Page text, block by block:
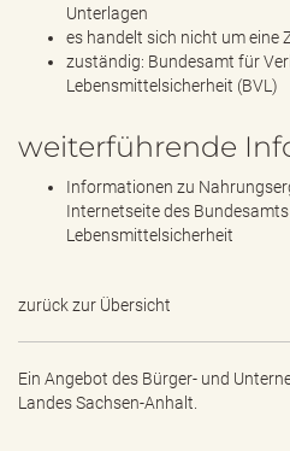
Unterlagen
es handelt sich nicht um eine
zuständig: Bundesamt für
Lebensmittelsicherheit (BVL)
weiterführende
Informationen zu
Internetseite des
Lebensmittelsicherheit
zurück zur Übersicht
Ein Angebot des Bürger- und
Landes Sachsen-Anhalt.